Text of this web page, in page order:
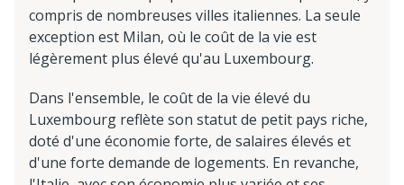
compris de nombreuses villes italiennes. La seule
exception est Milan, où le coût de la vie est
légèrement plus élevé qu'au Luxembourg.
Dans l'ensemble, le coût de la vie élevé du
Luxembourg reflète son statut de petit pays riche,
doté d'une économie forte, de salaires élevés et
d'une forte demande de logements. En revanche,